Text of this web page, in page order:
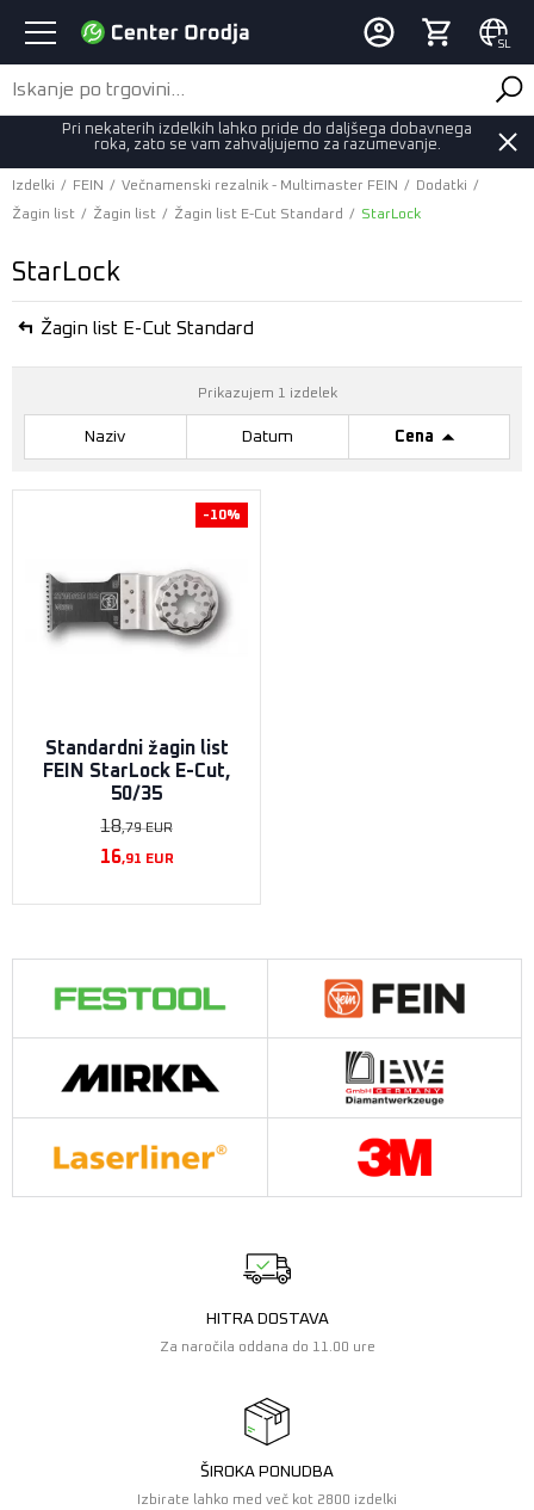
SL
Pri nekaterih izdelkih lahko pride do daljšega dobavnega
roka, zato se vam zahvaljujemo za razumevanje.
Izdelki / FEIN / Večnamenski rezalnik - Multimaster FEIN / Dodatki /
Žagin list / Žagin list / Žagin list E-Cut Standard / StarLock
StarLock
Žagin list E-Cut Standard
Prikazujem 1 izdelek
Naziv Datum Cena
-10%
Standardni žagin list
FEIN StarLock E-Cut,
50/35
18,79EUR
16,91 EUR
HITRA DOSTAVA
Za naročila oddana do 11.00 ure
ŠIROKA PONUDBA
Izbirate lahko med več kot 2800 izdelki